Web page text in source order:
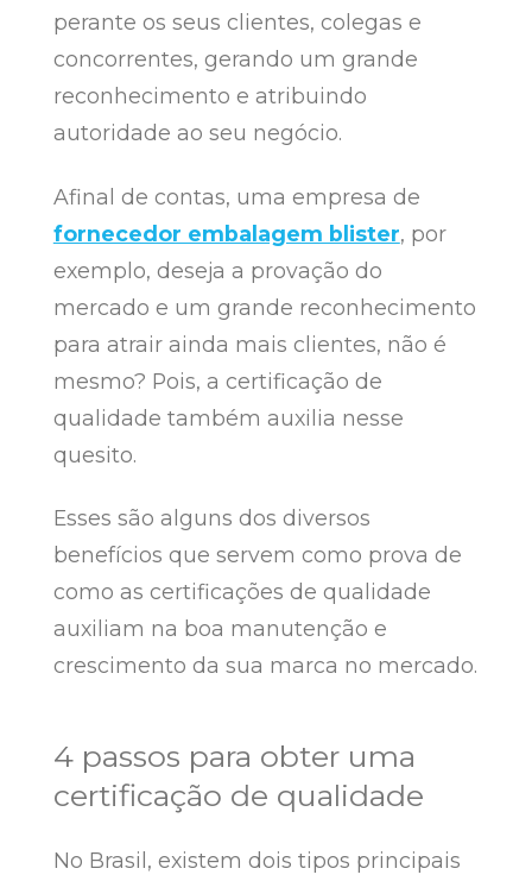
perante os seus clientes, colegas e
concorrentes, gerando um grande
reconhecimento e atribuindo
autoridade ao seu negócio.
Afinal de contas, uma empresa de
fornecedor embalagem blister, por
exemplo, deseja a provação do
mercado e um grande reconhecimento
para atrair ainda mais clientes, não é
mesmo? Pois, a certificação de
qualidade também auxilia nesse
quesito.
Esses são alguns dos diversos
benefícios que servem como prova de
como as certificações de qualidade
auxiliam na boa manutenção e
crescimento da sua marca no mercado.
4 passos para obter uma
certificação de qualidade
No Brasil, existem dois tipos principais